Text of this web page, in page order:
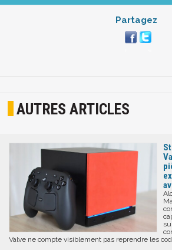
Partagez
AUTRES ARTICLES
Valve ne compte visiblement pas reprendre les